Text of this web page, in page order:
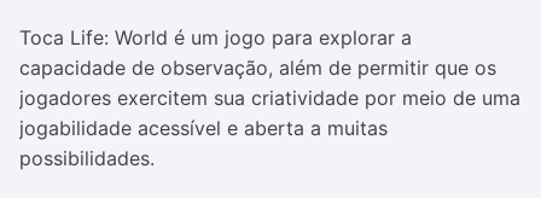
Toca Life: World é um jogo para explorar a
capacidade de observação, além de permitir que os
jogadores exercitem sua criatividade por meio de uma
jogabilidade acessível e aberta a muitas
possibilidades.